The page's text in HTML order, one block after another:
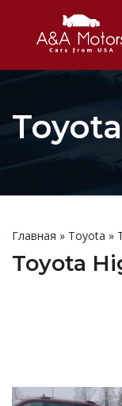
Главная » Toyota »
Toyota